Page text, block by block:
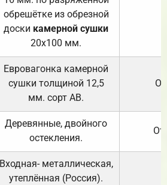
обрешётке из обрезной
доски камерной сушки
20х100 мм.
Евровагонка камерной
сушки толщиной 12,5
мм. сорт АВ.
Деревянные, двойного
остекления.
Входная- металлическая,
утеплённая (Россия).